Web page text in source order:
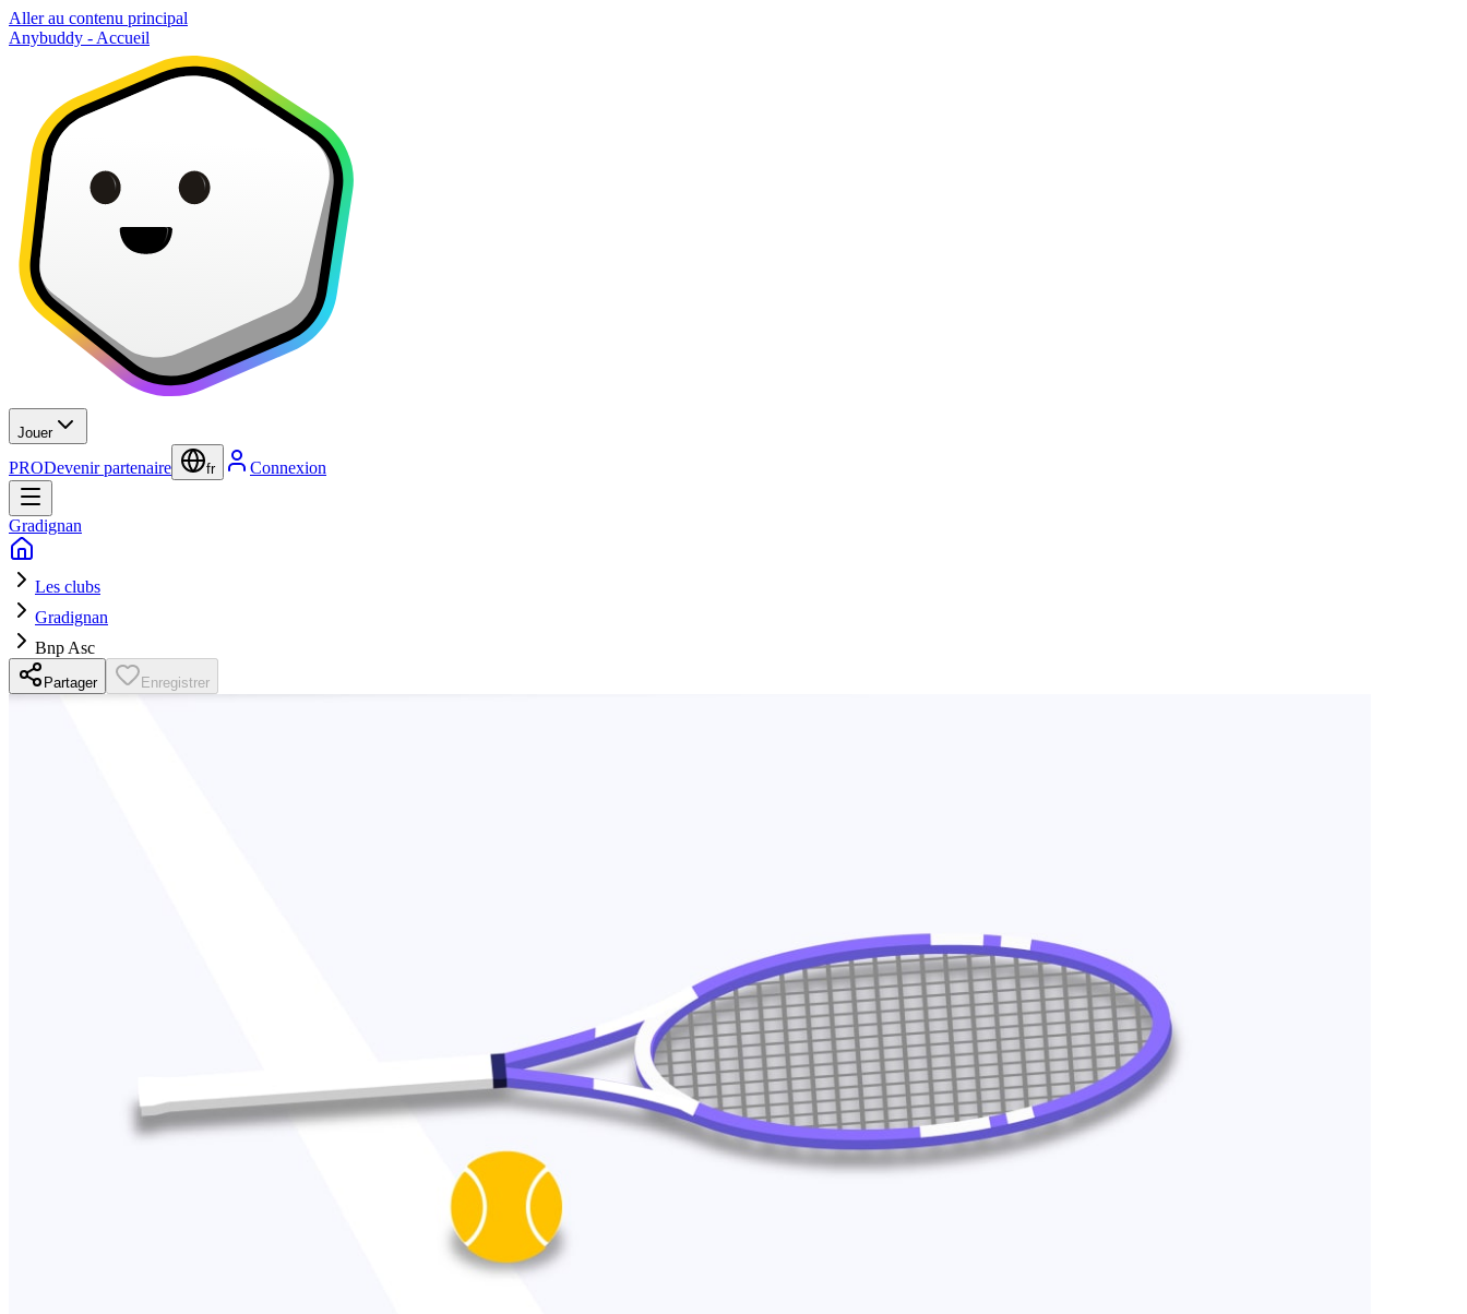
Aller au contenu principal
Anybuddy - Accueil
Jouer
PRODevenir partenaire fr Connexion
Gradignan
Les clubs
Gradignan
Bnp Asc
Partager Enregistrer